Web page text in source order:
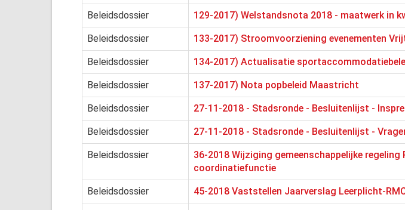
Beleidsdossier 129-2017) Welstandsnota 2018 - maatwerk in
Beleidsdossier 133-2017) Stroomvoorziening evenementen
Beleidsdossier 134-2017) Actualisatie
Beleidsdossier 137-2017) Nota popbeleid Maastricht
Beleidsdossier 27-11-2018 - Stadsronde - Besluitenlijst -
Beleidsdossier 27-11-2018 - Stadsronde - Besluitenlijst -
Beleidsdossier
36-2018 Wijziging gemeenschappelijke
coordinatiefunctie
Beleidsdossier 45-2018 Vaststellen Jaarverslag Leerplicht-